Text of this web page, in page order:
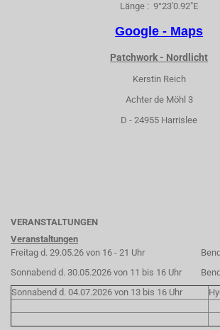
Länge : 9°23'0.92"E
Google - Maps
Patchwork - Nordlicht
Kerstin Reich
Achter de Möhl 3
D - 24955 Harrislee
VERANSTALTUNGEN
Veranstaltungen
Freitag d. 29.05.26 von 16 - 21 Uhr
Sonnabend d. 30.05.2026 von 11 bis 16 Uhr
Sonnabend d. 04.07.2026 von 13 bis 16 Uhr